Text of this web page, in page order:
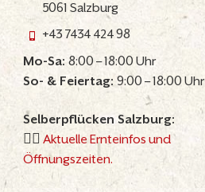
5061 Salzburg
+43 7434 424 98
Mo-Sa: 8:00 – 18:00 Uhr
So- & Feiertag: 9:00 – 18:00 Uhr
Selberpflücken Salzburg:
👉🏼 Aktuelle Ernteinfos und
Öffnungszeiten.